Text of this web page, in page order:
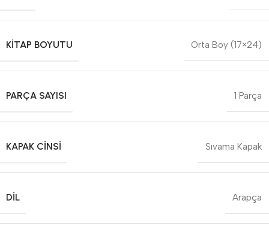
KITAP BOYUTU Orta Boy (17×24)
PARÇA SAYISI 1 Parça
KAPAK CINSI Sıvama Kapak
DIL Arapça